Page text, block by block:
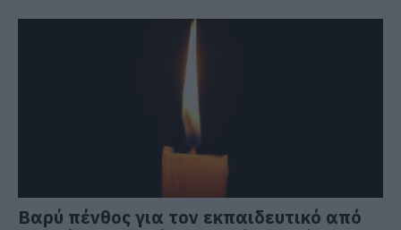
Βαρύ πένθος για τον εκπαιδευτικό από